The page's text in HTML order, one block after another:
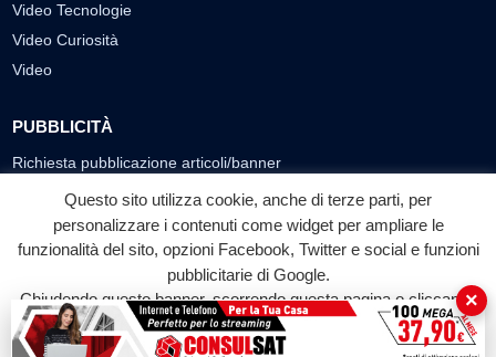
Video Tecnologie
Video Curiosità
Video
PUBBLICITÀ
Richiesta pubblicazione articoli/banner
SEGUICI SUI SOCIAL
f
Facebook
◎ ▶
YouTube
Questo sito utilizza cookie, anche di terze parti, per
personalizzare i contenuti come widget per ampliare le
funzionalità del sito, opzioni Facebook, Twitter e social e funzioni
pubblicitarie di Google.
Chiudendo questo banner, scorrendo questa pagina o cliccando
su qualunque suo elemento acconsenti all'uso dei cookie.
×